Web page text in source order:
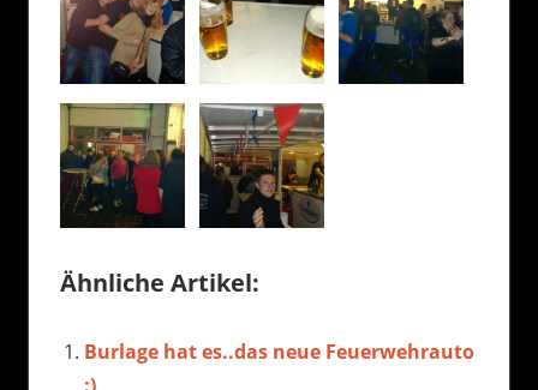
Ähnliche Artikel:
Burlage hat es..das neue Feuerwehrauto